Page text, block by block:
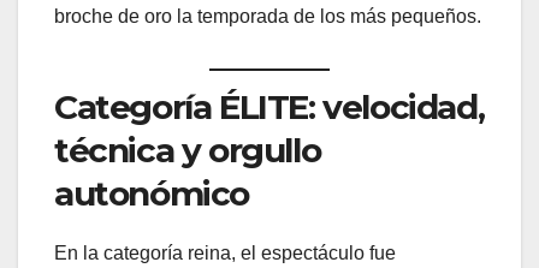
broche de oro la temporada de los más pequeños.
Categoría ÉLITE: velocidad,
técnica y orgullo
autonómico
En la categoría reina, el espectáculo fue